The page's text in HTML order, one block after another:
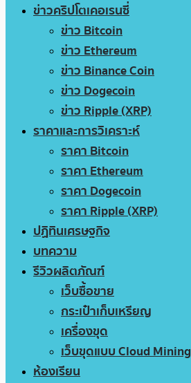
ข่าวคริปโตเคอเรนซี่
ข่าว Bitcoin
ข่าว Ethereum
ข่าว Binance Coin
ข่าว Dogecoin
ข่าว Ripple (XRP)
ราคาและการวิเคราะห์
ราคา Bitcoin
ราคา Ethereum
ราคา Dogecoin
ราคา Ripple (XRP)
ปฏิทินเศรษฐกิจ
บทความ
รีวิวผลิตภัณฑ์
เว็บซื้อขาย
กระเป๋าเก็บเหรียญ
เครื่องขุด
เว็บขุดแบบ Cloud Mining
ห้องเรียน